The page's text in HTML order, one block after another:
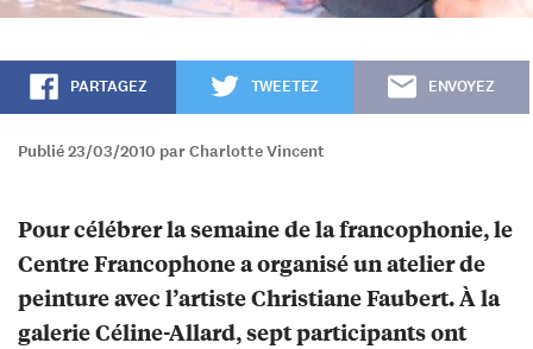
PARTAGEZ TWEETEZ ENVOYEZ
Publié 23/03/2010 par Charlotte Vincent
Pour célébrer la semaine de la francophonie, le
Centre Francophone a organisé un atelier de
peinture avec l’artiste Christiane Faubert. À la
galerie Céline-Allard, sept participants ont